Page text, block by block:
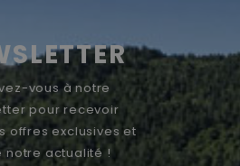
vous à notre
pour recevoir
offres exclusives et
notre actualité !